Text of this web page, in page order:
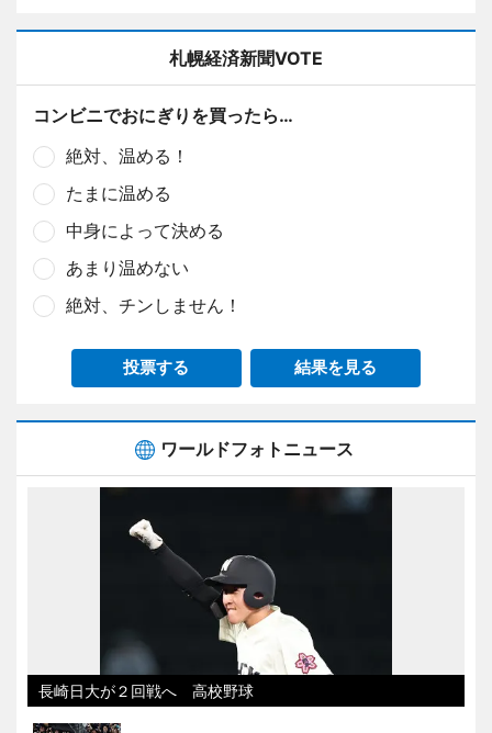
札幌経済新聞VOTE
コンビニでおにぎりを買ったら…
絶対、温める！
たまに温める
中身によって決める
あまり温めない
絶対、チンしません！
投票する 結果を見る
ワールドフォトニュース
長崎日大が２回戦へ 高校野球